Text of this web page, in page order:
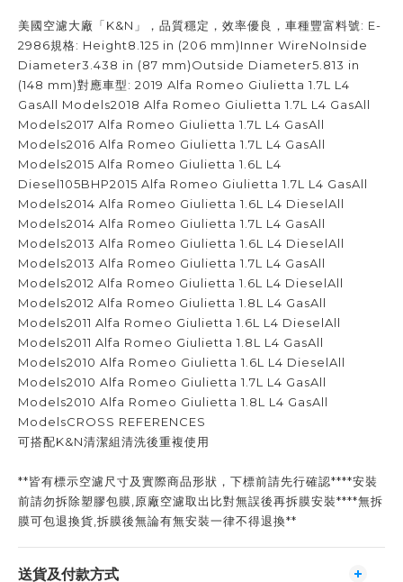
美國空濾大廠「K&N」，品質穩定，效率優良，車種豐富料號: E-
2986規格: Height8.125 in (206 mm)Inner WireNoInside
Diameter3.438 in (87 mm)Outside Diameter5.813 in
(148 mm)對應車型: 2019 Alfa Romeo Giulietta 1.7L L4
GasAll Models2018 Alfa Romeo Giulietta 1.7L L4 GasAll
Models2017 Alfa Romeo Giulietta 1.7L L4 GasAll
Models2016 Alfa Romeo Giulietta 1.7L L4 GasAll
Models2015 Alfa Romeo Giulietta 1.6L L4
Diesel105BHP2015 Alfa Romeo Giulietta 1.7L L4 GasAll
Models2014 Alfa Romeo Giulietta 1.6L L4 DieselAll
Models2014 Alfa Romeo Giulietta 1.7L L4 GasAll
Models2013 Alfa Romeo Giulietta 1.6L L4 DieselAll
Models2013 Alfa Romeo Giulietta 1.7L L4 GasAll
Models2012 Alfa Romeo Giulietta 1.6L L4 DieselAll
Models2012 Alfa Romeo Giulietta 1.8L L4 GasAll
Models2011 Alfa Romeo Giulietta 1.6L L4 DieselAll
Models2011 Alfa Romeo Giulietta 1.8L L4 GasAll
Models2010 Alfa Romeo Giulietta 1.6L L4 DieselAll
Models2010 Alfa Romeo Giulietta 1.7L L4 GasAll
Models2010 Alfa Romeo Giulietta 1.8L L4 GasAll
ModelsCROSS REFERENCES
可搭配K&N清潔組清洗後重複使用
**皆有標示空濾尺寸及實際商品形狀，下標前請先行確認****安裝
前請勿拆除塑膠包膜,原廠空濾取出比對無誤後再拆膜安裝****無拆
膜可包退換貨,拆膜後無論有無安裝一律不得退換**
送貨及付款方式